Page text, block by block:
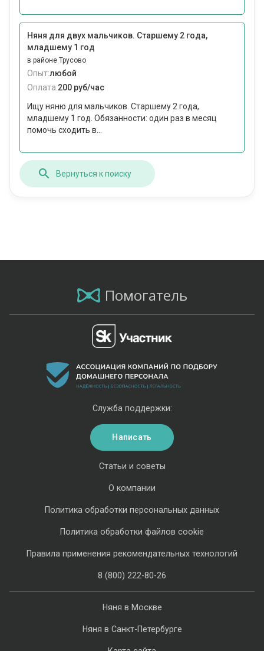
Няня для двух мальчиков. Старшему 2 года,
младшему 1 год
в районе Трусово
Опыт:любой
Оплата:200 руб/час
Ищу няню для мальчиков. Старшему 2 года,
младшему 1 год. Обязанности: один раз в месяц
помочь сходить в...
Вернуться к поиску
Помогатель
Няня в Москве
Няня в Санкт-Петербурге
Статьи и советы
О компании
Политика обработки персональных данных
Политика обработки файлов cookie
Правила применения рекомендательных технологий
8 (800) 222-80-26
Служба поддержки:
Написать